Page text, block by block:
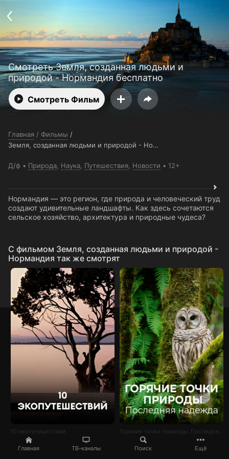
Главная ТВ-каналы Поиск Ещё
Смотреть Земля, созданная людьми и
природой - Нормандия бесплатно
Смотреть Фильм
Главная / Фильмы /
Земля, созданная людьми и природой - Нормандия
Д/ф Природа Наука Путешествия Новости 12+
Нормандия — это регион, где природа и человеческий труд
создают удивительные ландшафты. Как здесь сочетаются
сельское хозяйство, архитектура и природные чудеса?
C фильмом Земля, созданная людьми и природой -
Нормандия так же смотрят
10 экопутешествий
О сервисе
Пользовательское соглашение
Политика конфиденциальности
Для партнёров
Открыть приложение
Ввести промокод
Установить на ТВ
Бесплатные каналы Контакты